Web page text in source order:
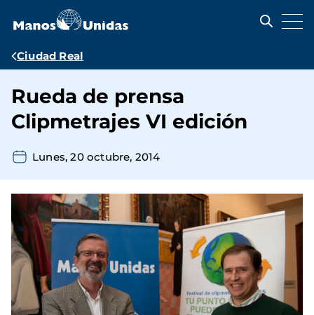
contenido
Ruta
navegación
Ciudad Real
Rueda de prensa
Clipmetrajes VI edición
Lunes, 20 octubre, 2014